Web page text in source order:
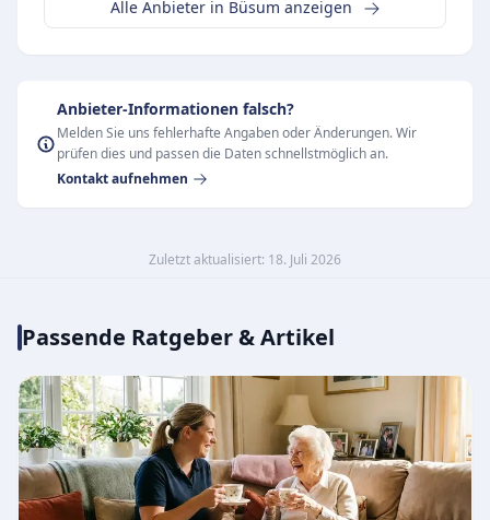
Alle Anbieter in Büsum anzeigen
Anbieter-Informationen falsch?
Melden Sie uns fehlerhafte Angaben oder Änderungen. Wir
prüfen dies und passen die Daten schnellstmöglich an.
Kontakt aufnehmen
Zuletzt aktualisiert: 18. Juli 2026
Passende Ratgeber & Artikel